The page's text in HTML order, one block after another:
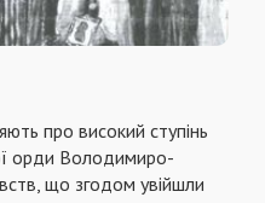
про високий ступінь
орди Володимиро-
що згодом увійшли